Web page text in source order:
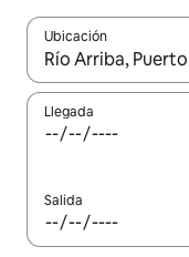
Ubicación
Cuando los
Llegada
Salida